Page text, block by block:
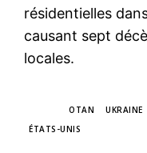
résidentielles
causant sept
locales.
OTAN UKRAINE
ÉTATS-UNIS